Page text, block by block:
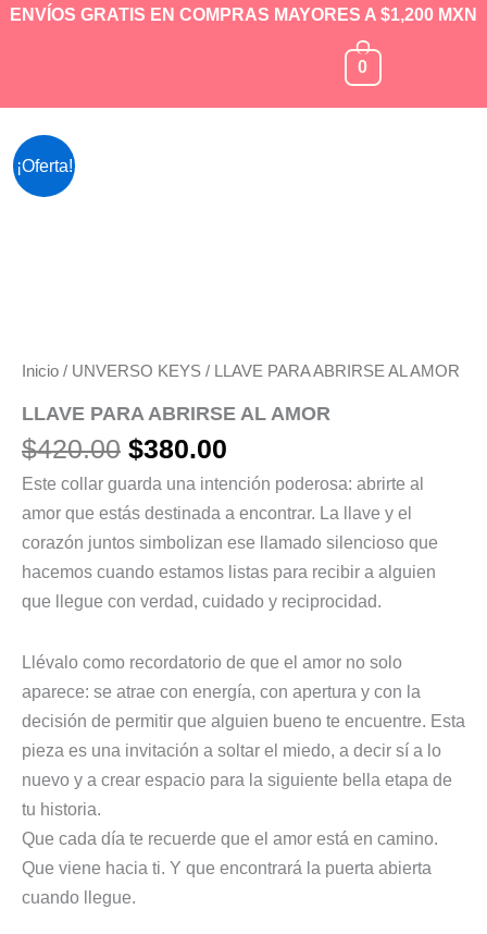
ENVÍOS GRATIS EN COMPRAS MAYORES A $1,200
0
¡Oferta!
Inicio / UNVERSO KEYS / LLAVE PARA ABRIRSE AL AMOR
LLAVE PARA ABRIRSE AL AMOR
$420.00 $380.00
Este collar guarda una intención poderosa: abrirte al
amor que estás destinada a encontrar. La llave y el
corazón juntos simbolizan ese llamado silencioso que
hacemos cuando estamos listas para recibir a alguien
que llegue con verdad, cuidado y reciprocidad.
Llévalo como recordatorio de que el amor no solo
aparece: se atrae con energía, con apertura y con la
decisión de permitir que alguien bueno te encuentre. Esta
pieza es una invitación a soltar el miedo, a decir sí a lo
nuevo y a crear espacio para la siguiente bella etapa de
tu historia.
Que cada día te recuerde que el amor está en camino.
Que viene hacia ti. Y que encontrará la puerta abierta
cuando llegue.
PARA
ABRIRSE